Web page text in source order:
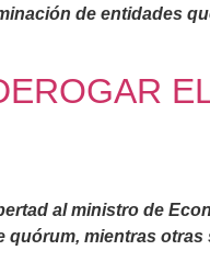
de entidades
al ministro de
mientras